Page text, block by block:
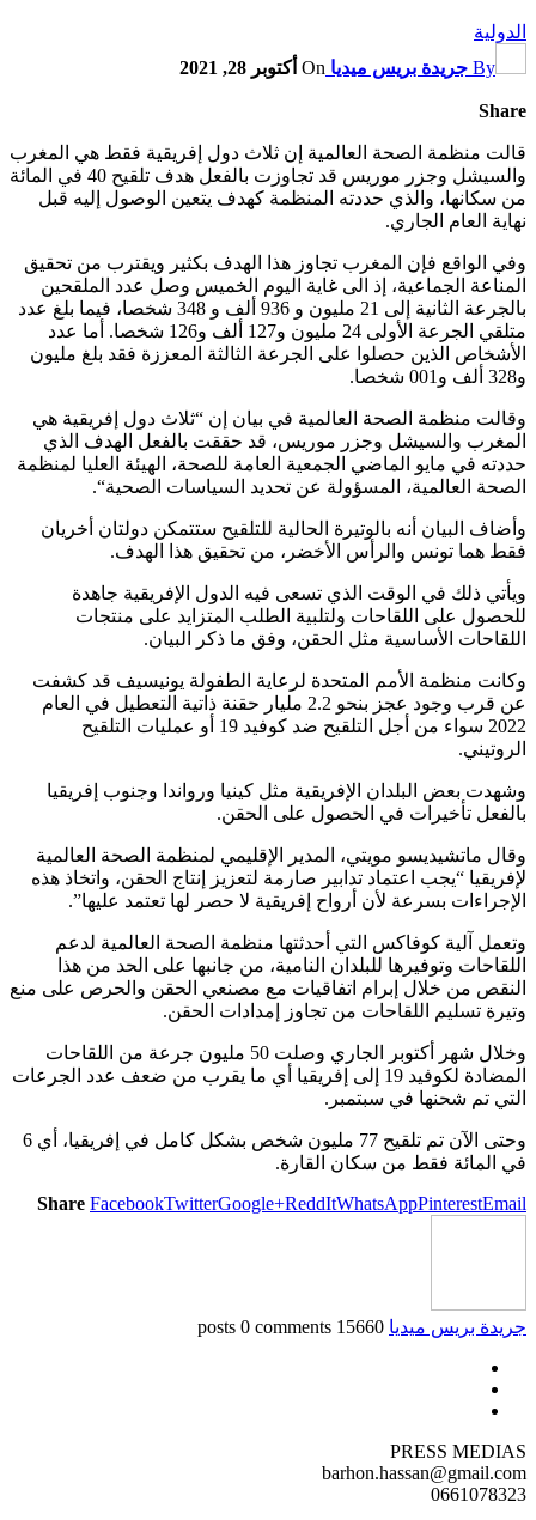
الدولية
By جريدة بريس ميديا On أكتوبر 28, 2021
Share
قالت منظمة الصحة العالمية إن ثلاث دول إفريقية فقط هي المغرب
والسيشل وجزر موريس قد تجاوزت بالفعل هدف تلقيح 40 في المائة
من سكانها، والذي حددته المنظمة كهدف يتعين الوصول إليه قبل
نهاية العام الجاري.
وفي الواقع فإن المغرب تجاوز هذا الهدف بكثير ويقترب من تحقيق
المناعة الجماعية، إذ الى غاية اليوم الخميس وصل عدد الملقحين
بالجرعة الثانية إلى 21 مليون و 936 ألف و 348 شخصا، فيما بلغ عدد
متلقي الجرعة الأولى 24 مليون و127 ألف و126 شخصا. أما عدد
الأشخاص الذين حصلوا على الجرعة الثالثة المعززة فقد بلغ مليون
و328 ألف و001 شخصا.
وقالت منظمة الصحة العالمية في بيان إن “ثلاث دول إفريقية هي
المغرب والسيشل وجزر موريس، قد حققت بالفعل الهدف الذي
حددته في مايو الماضي الجمعية العامة للصحة، الهيئة العليا لمنظمة
الصحة العالمية، المسؤولة عن تحديد السياسات الصحية“.
وأضاف البيان أنه بالوتيرة الحالية للتلقيح ستتمكن دولتان أخريان
فقط هما تونس والرأس الأخضر، من تحقيق هذا الهدف.
ويأتي ذلك في الوقت الذي تسعى فيه الدول الإفريقية جاهدة
للحصول على اللقاحات ولتلبية الطلب المتزايد على منتجات
اللقاحات الأساسية مثل الحقن، وفق ما ذكر البيان.
وكانت منظمة الأمم المتحدة لرعاية الطفولة يونيسيف قد كشفت
عن قرب وجود عجز بنحو 2.2 مليار حقنة ذاتية التعطيل في العام
2022 سواء من أجل التلقيح ضد كوفيد 19 أو عمليات التلقيح
الروتيني.
وشهدت بعض البلدان الإفريقية مثل كينيا ورواندا وجنوب إفريقيا
بالفعل تأخيرات في الحصول على الحقن.
وقال ماتشيديسو مويتي، المدير الإقليمي لمنظمة الصحة العالمية
لإفريقيا “يجب اعتماد تدابير صارمة لتعزيز إنتاج الحقن، واتخاذ هذه
الإجراءات بسرعة لأن أرواح إفريقية لا حصر لها تعتمد عليها”.
وتعمل آلية كوفاكس التي أحدثتها منظمة الصحة العالمية لدعم
اللقاحات وتوفيرها للبلدان النامية، من جانبها على الحد من هذا
النقص من خلال إبرام اتفاقيات مع مصنعي الحقن والحرص على منع
وتيرة تسليم اللقاحات من تجاوز إمدادات الحقن.
وخلال شهر أكتوبر الجاري وصلت 50 مليون جرعة من اللقاحات
المضادة لكوفيد 19 إلى إفريقيا أي ما يقرب من ضعف عدد الجرعات
التي تم شحنها في سبتمبر.
وحتى الآن تم تلقيح 77 مليون شخص بشكل كامل في إفريقيا، أي 6
في المائة فقط من سكان القارة.
Share FacebookTwitterGoogle+ReddItWhatsAppPinterestEmail
جريدة بريس ميديا 15660 posts
0 comments
PRESS MEDIAS
barhon.hassan@gmail.com
0661078323